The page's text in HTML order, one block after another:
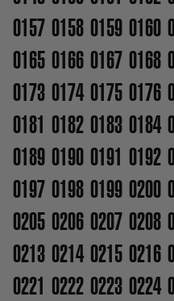
0157 0158 0159 0160
0165 0166 0167 0168
0173 0174 0175 0176
0181 0182 0183 0184
0189 0190 0191 0192
0197 0198 0199 0200
0205 0206 0207 0208
0213 0214 0215 0216
0221 0222 0223 0224